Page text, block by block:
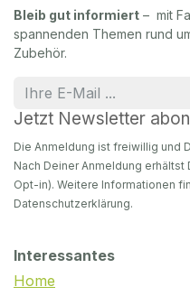
Bleib gut informiert – mit
spannenden Themen rund
Zubehör.
Jetzt Newsletter
Die Anmeldung ist freiwillig und
Nach Deiner Anmeldung
Opt-in). Weitere Informationen
Datenschutzerklärung.
Interessantes
Home